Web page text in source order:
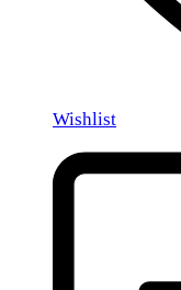
Wishlist